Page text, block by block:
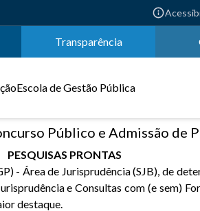
Transparência
Escola de Gestão Pública
Público e Admissão de
PESQUISAS PRONTAS
- Área de Jurisprudência (SJB), de
e Consultas com (e sem)
destaque.